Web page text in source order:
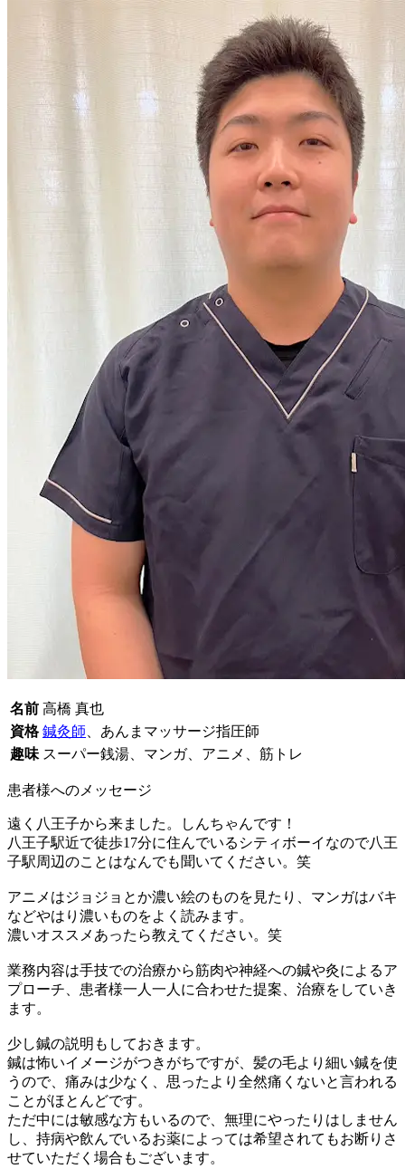
名前 高橋 真也
資格 鍼灸師 、あんまマッサージ指圧師
趣味 スーパー銭湯、マンガ、アニメ、筋トレ
患者様へのメッセージ
遠く八王子から来ました。しんちゃんです！
八王子駅近で徒歩17分に住んでいるシティボーイなので八王
子駅周辺のことはなんでも聞いてください。笑
アニメはジョジョとか濃い絵のものを見たり、マンガはバキ
などやはり濃いものをよく読みます。
濃いオススメあったら教えてください。笑
業務内容は手技での治療から筋肉や神経への鍼や灸によるア
プローチ、患者様一人一人に合わせた提案、治療をしていき
ます。
少し鍼の説明もしておきます。
鍼は怖いイメージがつきがちですが、髪の毛より細い鍼を使
うので、痛みは少なく、思ったより全然痛くないと言われる
ことがほとんどです。
ただ中には敏感な方もいるので、無理にやったりはしません
し、持病や飲んでいるお薬によっては希望されてもお断りさ
せていただく場合もございます。